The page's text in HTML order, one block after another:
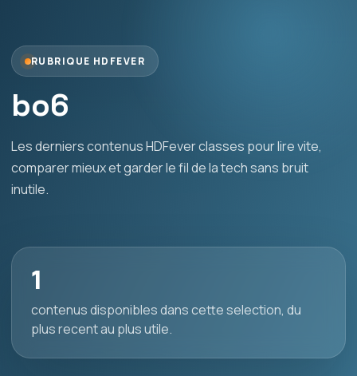
RUBRIQUE HDFEVER
bo6
Les derniers contenus HDFever classes pour lire vite,
comparer mieux et garder le fil de la tech sans bruit
inutile.
1
contenus disponibles dans cette selection, du
plus recent au plus utile.